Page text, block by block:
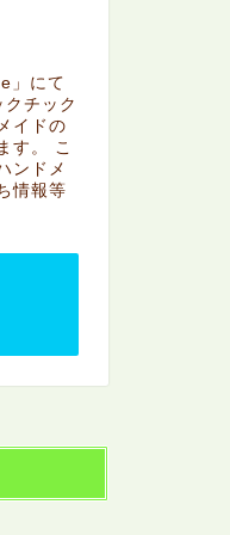
」にて
チック
イドの
す。 こ
ンドメ
情報等